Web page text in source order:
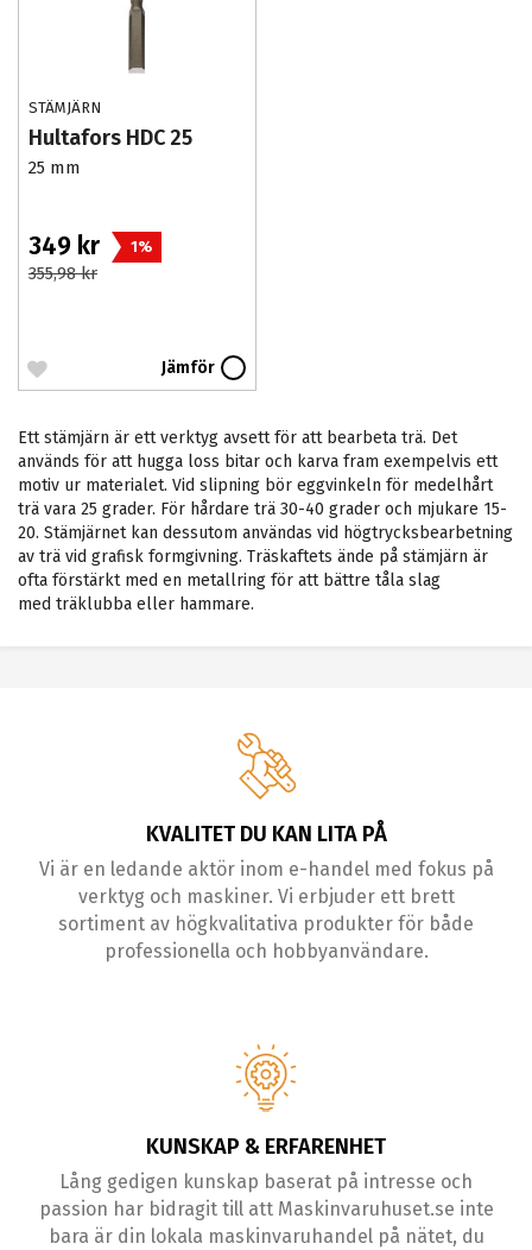
STÄMJÄRN
Hultafors HDC 25
25 mm
349 kr 1%
355,98 kr
Jämför
Ett stämjärn är ett verktyg avsett för att bearbeta trä. Det
används för att hugga loss bitar och karva fram exempelvis ett
motiv ur materialet. Vid slipning bör eggvinkeln för medelhårt
trä vara 25 grader. För hårdare trä 30-40 grader och mjukare 15-
20. Stämjärnet kan dessutom användas vid högtrycksbearbetning
av trä vid grafisk formgivning. Träskaftets ände på stämjärn är
ofta förstärkt med en metallring för att bättre tåla slag
med träklubba eller hammare.
KVALITET DU KAN LITA PÅ
Vi är en ledande aktör inom e-handel med fokus på
verktyg och maskiner. Vi erbjuder ett brett
sortiment av högkvalitativa produkter för både
professionella och hobbyanvändare.
KUNSKAP & ERFARENHET
Lång gedigen kunskap baserat på intresse och
passion har bidragit till att Maskinvaruhuset.se inte
bara är din lokala maskinvaruhandel på nätet, du